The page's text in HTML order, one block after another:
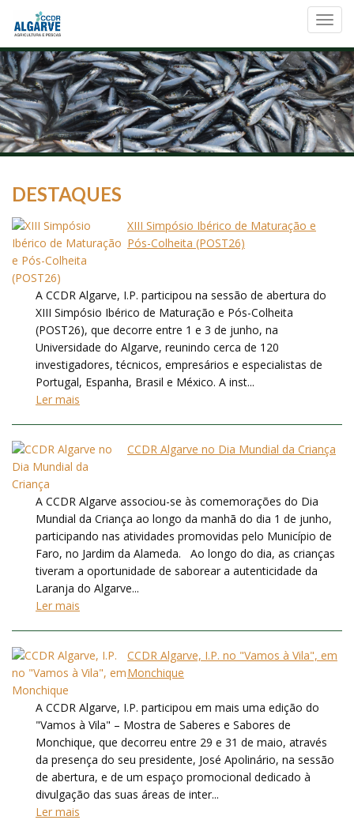
DESTAQUES
XIII Simpósio Ibérico de Maturação e
Pós-Colheita (POST26)
A CCDR Algarve, I.P. participou na sessão de abertura do
XIII Simpósio Ibérico de Maturação e Pós-Colheita
(POST26), que decorre entre 1 e 3 de junho, na
Universidade do Algarve, reunindo cerca de 120
investigadores, técnicos, empresários e especialistas de
Portugal, Espanha, Brasil e México. A inst...
Ler mais
CCDR Algarve no Dia Mundial da Criança
A CCDR Algarve associou-se às comemorações do Dia
Mundial da Criança ao longo da manhã do dia 1 de junho,
participando nas atividades promovidas pelo Município de
Faro, no Jardim da Alameda. Ao longo do dia, as crianças
tiveram a oportunidade de saborear a autenticidade da
Laranja do Algarve...
Ler mais
CCDR Algarve, I.P. no "Vamos à Vila", em
Monchique
A CCDR Algarve, I.P. participou em mais uma edição do
"Vamos à Vila" – Mostra de Saberes e Sabores de
Monchique, que decorreu entre 29 e 31 de maio, através
da presença do seu presidente, José Apolinário, na sessão
de abertura, e de um espaço promocional dedicado à
divulgação das suas áreas de inter...
Ler mais